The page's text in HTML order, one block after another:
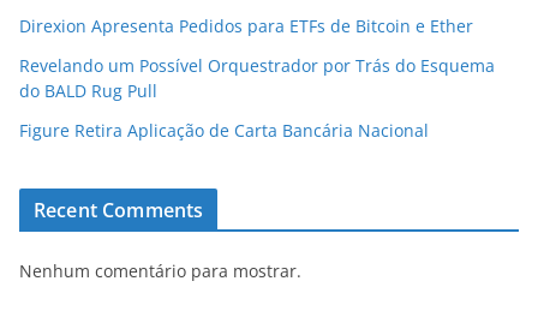
Direxion Apresenta Pedidos para ETFs de Bitcoin e Ether
Revelando um Possível Orquestrador por Trás do Esquema
do BALD Rug Pull
Figure Retira Aplicação de Carta Bancária Nacional
Recent Comments
Nenhum comentário para mostrar.